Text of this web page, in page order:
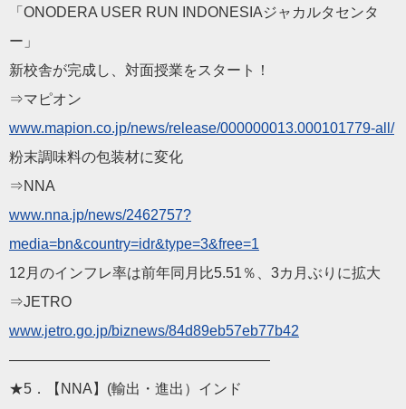
「ONODERA USER RUN INDONESIAジャカルタセンタ
ー」
新校舎が完成し、対面授業をスタート！
⇒マピオン
www.mapion.co.jp/news/release/000000013.000101779-al l/
粉末調味料の包装材に変化
⇒NNA
www.nna.jp/news/2462757?
media=bn&country=idr&type=3&free=1
12月のインフレ率は前年同月比5.51％、3カ月ぶりに拡大
⇒JETRO
www.jetro.go.jp/biznews/84d89eb57eb77b42
——————————————————
★5．【NNA】(輸出・進出）インド